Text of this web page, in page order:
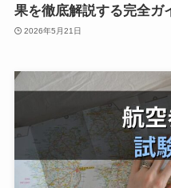
果を徹底解説する完全ガ
2026年5月21日